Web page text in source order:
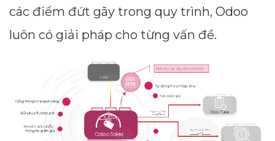
các điểm đứt gãy trong quy trình, Odoo
luôn có giải pháp cho từng vấn đề.